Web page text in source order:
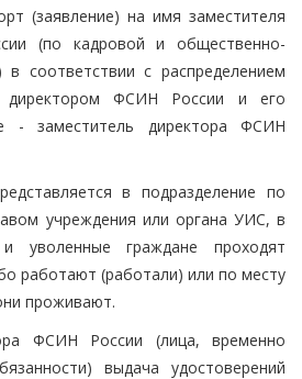
(заявление) на имя заместителя
(по кадровой и общественно-
в соответствии с распределением
директором ФСИН России и его
- заместитель директора ФСИН
в подразделение по
учреждения или органа УИС, в
уволенные граждане проходят
работают (работали) или по месту
проживают.
ФСИН России (лица, временно
выдача удостоверений